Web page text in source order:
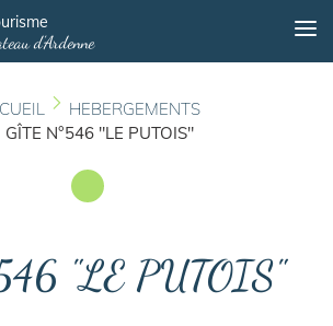
au
contenu
d'Ardenne
HEBERGEMENTS
GÎTE N°546 "LE PUTOIS"
"LE PUTOIS"
cookies